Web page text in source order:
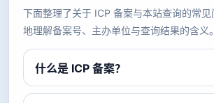
下面整理了关于 ICP 备案与本站查询的常
地理解备案号、主办单位与查询结果的含义。
什么是 ICP 备案？